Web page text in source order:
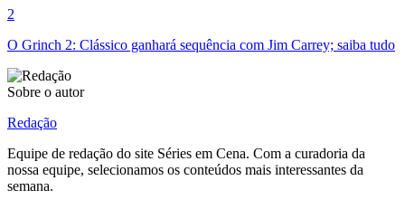
2
O Grinch 2: Clássico ganhará sequência com Jim Carrey; saiba tudo
Sobre o autor
Redação
Equipe de redação do site Séries em Cena. Com a curadoria da
nossa equipe, selecionamos os conteúdos mais interessantes da
semana.